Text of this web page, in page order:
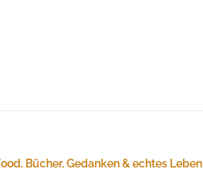
Bücher, Gedanken & echtes Leben